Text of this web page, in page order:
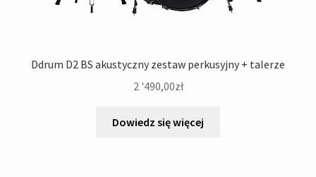
Ddrum D2 BS akustyczny zestaw perkusyjny + talerze
2 '490,00zł
Dowiedz się więcej